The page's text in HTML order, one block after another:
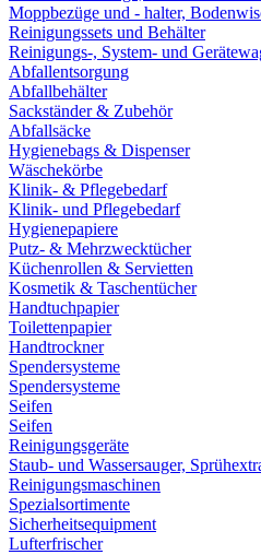
Moppbezüge und - halter,
Reinigungssets und Behälter
Reinigungs-, System- und
Abfallentsorgung
Abfallbehälter
Sackständer & Zubehör
Abfallsäcke
Hygienebags & Dispenser
Wäschekörbe
Klinik- & Pflegebedarf
Klinik- und Pflegebedarf
Hygienepapiere
Putz- & Mehrzwecktücher
Küchenrollen & Servietten
Kosmetik & Taschentücher
Handtuchpapier
Toilettenpapier
Handtrockner
Spendersysteme
Spendersysteme
Seifen
Seifen
Reinigungsgeräte
Staub- und Wassersauger,
Reinigungsmaschinen
Spezialsortimente
Sicherheitsequipment
Lufterfrischer